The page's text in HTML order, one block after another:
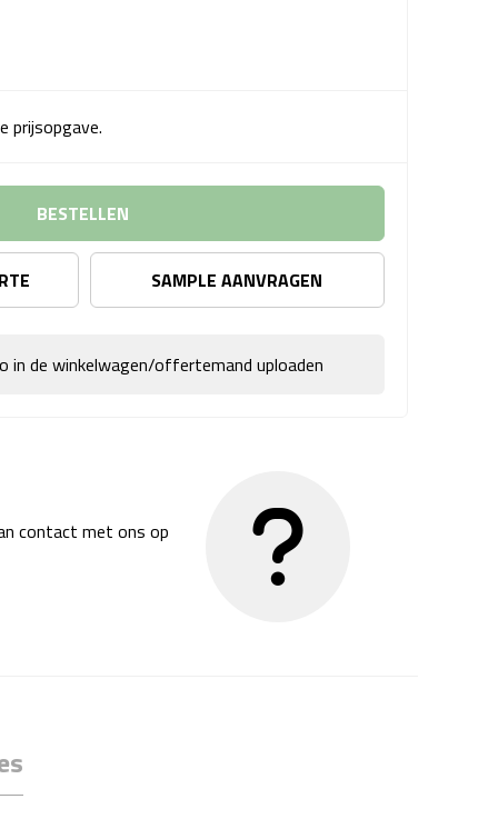
prijsopgave.
BESTELLEN
SAMPLE AANVRAGEN
in de winkelwagen/offertemand uploaden
contact met ons op